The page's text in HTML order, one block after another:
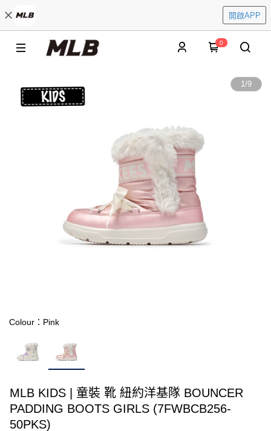
開啟APP
0
1/9
Colour：Pink
MLB KIDS | 童裝 靴 紐約洋基隊 BOUNCER
PADDING BOOTS GIRLS (7FWBCB256-
50PKS)